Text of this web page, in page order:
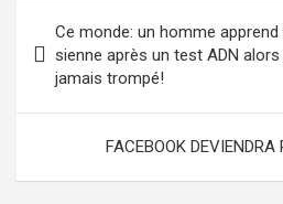
navigation
Ce monde: un homme apprend
sienne après un test ADN
jamais trompé!
FACEBOOK DEVIENDRA